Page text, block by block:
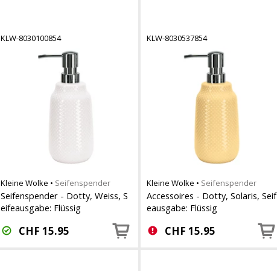
KLW-8030100854
Kleine Wolke • Seifenspender
Seifenspender - Dotty, Weiss, S
eifeausgabe: Flüssig
CHF 15.95
KLW-8030537854
Kleine Wolke • Seifenspender
Accessoires - Dotty, Solaris, Seif
eausgabe: Flüssig
CHF 15.95